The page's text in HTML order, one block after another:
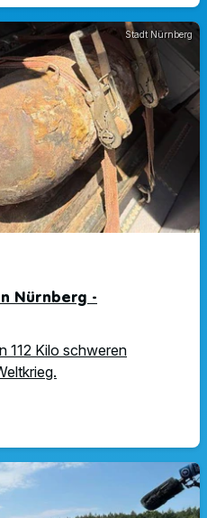
Stadt Nürnberg
Nürnberg -
112 Kilo schweren